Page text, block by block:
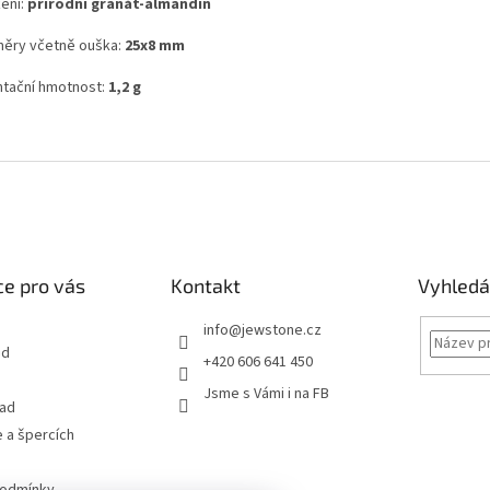
přírodní granát-almandin
včetně ouška: 25x8 mm
hmotnost: 1,2 g
pro vás
a špercích
Kontakt
info@jewstone.cz
+420 606 641 450
Jsme s Vámi i na FB